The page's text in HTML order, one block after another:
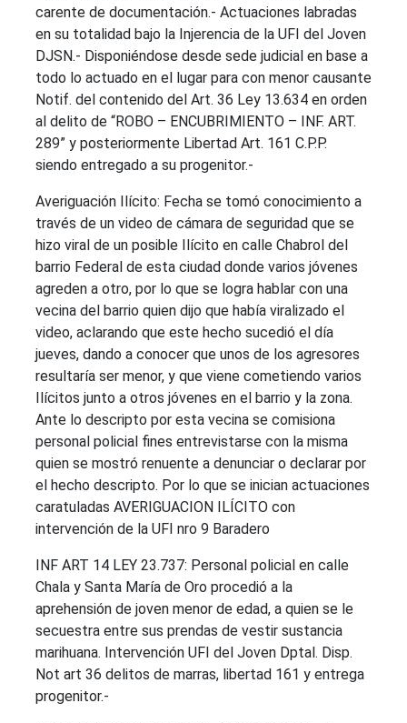
carente de documentación.- Actuaciones labradas
en su totalidad bajo la Injerencia de la UFI del Joven
DJSN.- Disponiéndose desde sede judicial en base a
todo lo actuado en el lugar para con menor causante
Notif. del contenido del Art. 36 Ley 13.634 en orden
al delito de “ROBO – ENCUBRIMIENTO – INF. ART.
289” y posteriormente Libertad Art. 161 C.P.P.
siendo entregado a su progenitor.-
Averiguación Ilícito: Fecha se tomó conocimiento a
través de un video de cámara de seguridad que se
hizo viral de un posible Ilícito en calle Chabrol del
barrio Federal de esta ciudad donde varios jóvenes
agreden a otro, por lo que se logra hablar con una
vecina del barrio quien dijo que había viralizado el
video, aclarando que este hecho sucedió el día
jueves, dando a conocer que unos de los agresores
resultaría ser menor, y que viene cometiendo varios
Ilícitos junto a otros jóvenes en el barrio y la zona.
Ante lo descripto por esta vecina se comisiona
personal policial fines entrevistarse con la misma
quien se mostró renuente a denunciar o declarar por
el hecho descripto. Por lo que se inician actuaciones
caratuladas AVERIGUACION ILÍCITO con
intervención de la UFI nro 9 Baradero
INF ART 14 LEY 23.737: Personal policial en calle
Chala y Santa María de Oro procedió a la
aprehensión de joven menor de edad, a quien se le
secuestra entre sus prendas de vestir sustancia
marihuana. Intervención UFI del Joven Dptal. Disp.
Not art 36 delitos de marras, libertad 161 y entrega
progenitor.-